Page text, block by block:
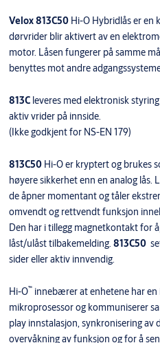
Velox 813C50Hi-O Hybridlås er en
dørvrider blir aktivert av en
motor. Låsen fungerer på samme
benyttes mot andre
813Cleveres med elektronisk
aktiv vrider på innside.
(Ikke godkjent for NS-EN 179)
813C50Hi-O er kryptert og brukes
høyere sikkerhet enn en analog lås.
de åpner momentant og tåler
omvendt og rettvendt funksjon
Den har i tillegg magnetkontakt for
låst/ulåst tilbakemelding. 813C50
sider eller aktiv innvendig.
Hi-O™innebærer at enhetene har en
mikroprosessor og kommuniserer
play innstalasjon, synkronisering av
overvåkning av funksjon og for å